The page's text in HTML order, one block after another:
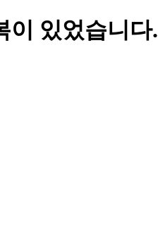
이 있었습니다.